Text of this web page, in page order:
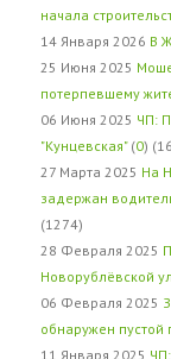
начала
14 Января 2026 В
25 Июня 2025
потерпевшему
06 Июня 2025 ЧП:
"Кунцевская" (0)
27 Марта 2025 На
задержан
(1274)
28 Февраля 2025
Новорублёвской
06 Февраля 2025
обнаружен пустой
11 Января 2025